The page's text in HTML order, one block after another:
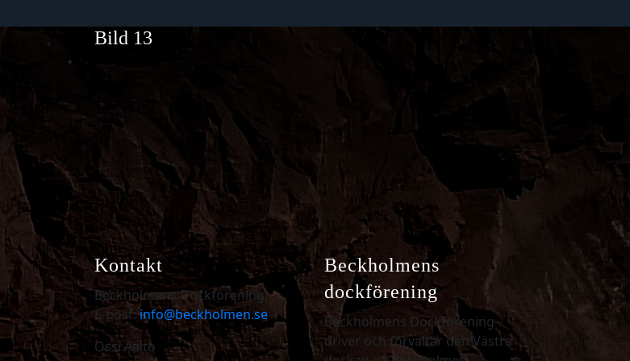
Bild 13
Kontakt
Beckholmens Dockförening
E-post:info@beckholmen.se
Ossi Aalto
Beckholmens
dockförening
Beckholmens Dockförening
driver och förvaltar den Västra